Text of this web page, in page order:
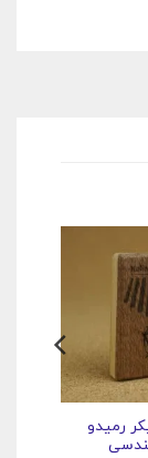
رمیدو